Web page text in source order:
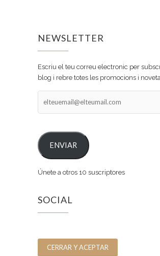
NEWSLETTER
Escriu el teu correu electronic per
blog i rebre totes les promocions i
ENVIAR
Únete a otros 10 suscriptores
SOCIAL